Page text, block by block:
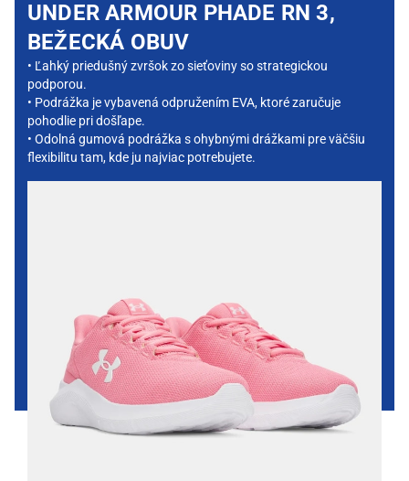
UNDER ARMOUR PHADE RN 3,
BEŽECKÁ OBUV
• Ľahký priedušný zvršok zo sieťoviny so strategickou
podporou.
• Podrážka je vybavená odpružením EVA, ktoré zaručuje
pohodlie pri došľape.
• Odolná gumová podrážka s ohybnými drážkami pre väčšiu
flexibilitu tam, kde ju najviac potrebujete.